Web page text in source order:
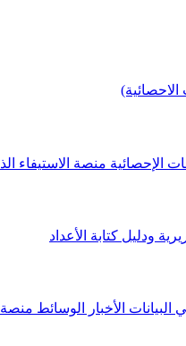
الإحصائية منصة الاستيفاء
ودليل كتابة الأعداد
البيانات الأخبار الوسائط منصة